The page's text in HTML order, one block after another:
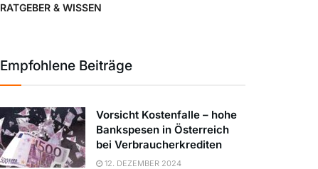
RATGEBER & WISSEN
Empfohlene Beiträge
Vorsicht Kostenfalle – hohe
Bankspesen in Österreich
bei Verbraucherkrediten
12. DEZEMBER 2024